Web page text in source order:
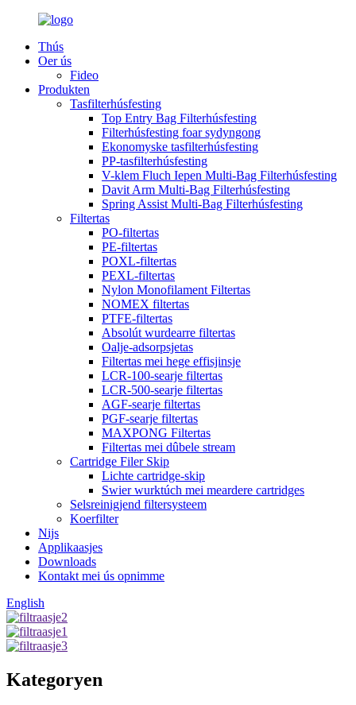
Thús
Oer ús
Fideo
Produkten
Tasfilterhúsfesting
Top Entry Bag Filterhúsfesting
Filterhúsfesting foar sydyngong
Ekonomyske tasfilterhúsfesting
PP-tasfilterhúsfesting
V-klem Fluch Iepen Multi-Bag Filterhúsfesting
Davit Arm Multi-Bag Filterhúsfesting
Spring Assist Multi-Bag Filterhúsfesting
Filtertas
PO-filtertas
PE-filtertas
POXL-filtertas
PEXL-filtertas
Nylon Monofilament Filtertas
NOMEX filtertas
PTFE-filtertas
Absolút wurdearre filtertas
Oalje-adsorpsjetas
Filtertas mei hege effisjinsje
LCR-100-searje filtertas
LCR-500-searje filtertas
AGF-searje filtertas
PGF-searje filtertas
MAXPONG Filtertas
Filtertas mei dûbele stream
Cartridge Filer Skip
Lichte cartridge-skip
Swier wurktúch mei meardere cartridges
Selsreinigjend filtersysteem
Koerfilter
Nijs
Applikaasjes
Downloads
Kontakt mei ús opnimme
English
Kategoryen